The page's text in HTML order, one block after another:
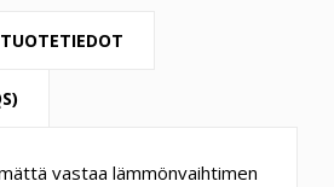
TUOTETIEDOT
vastaa lämmönvaihtimen